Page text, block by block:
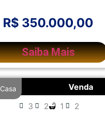
R$ 350.000,00
Saiba Mais
Venda
Casa
3 2 1 2